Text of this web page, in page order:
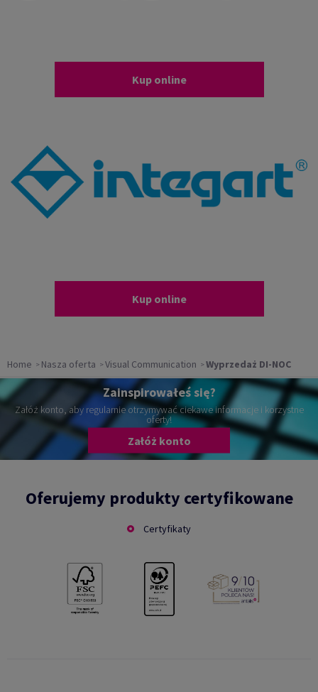
Kup online
Kup online
Home Nasza oferta Visual Communication Wyprzedaż DI-NOC
Zainspirowałeś się?
Załóż konto, aby regularnie otrzymywać ciekawe informacje i korzystne
oferty!
Załóż konto
Oferujemy produkty certyfikowane
Certyfikaty